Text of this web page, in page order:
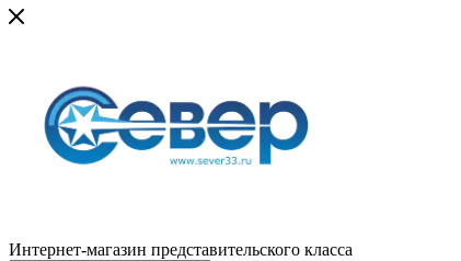
Интернет-магазин представительского класса